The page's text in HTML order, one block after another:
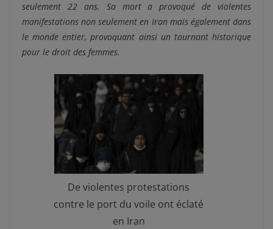
seulement 22 ans. Sa mort a provoqué de violentes
manifestations non seulement en Iran mais également dans
le monde entier, provoquant ainsi un tournant historique
pour le droit des femmes.
De violentes protestations
contre le port du voile ont éclaté
en Iran